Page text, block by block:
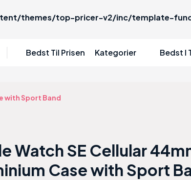
themes/top-pricer-v2/inc/template-
Bedst Til Prisen Kategorier Bedst I
with Sport Band
Watch SE Cellular
Case with Sport